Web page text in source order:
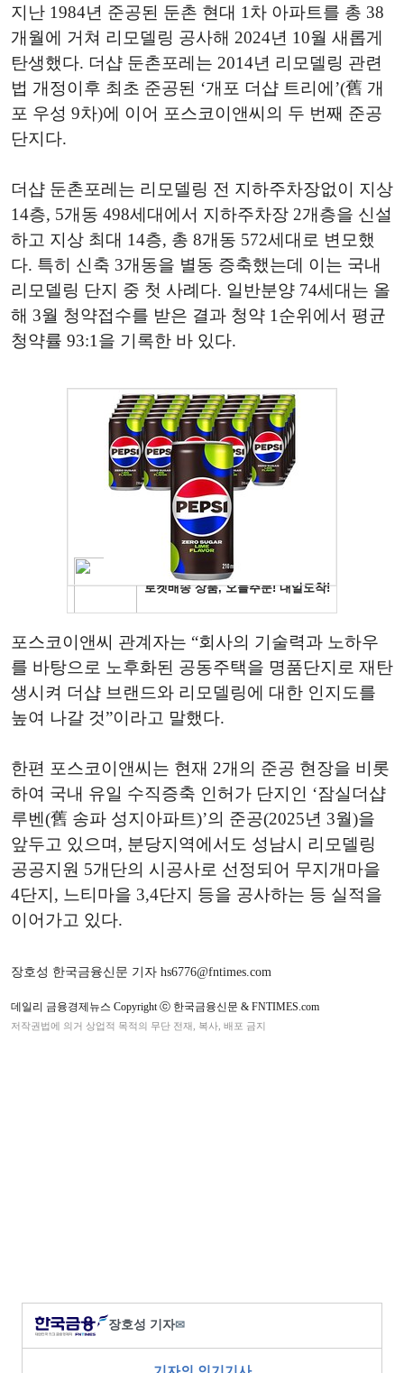
지난 1984년 준공된 둔촌 현대 1차 아파트를 총 38
개월에 거쳐 리모델링 공사해 2024년 10월 새롭게
탄생했다. 더샵 둔촌포레는 2014년 리모델링 관련
법 개정이후 최초 준공된 ‘개포 더샵 트리에’(舊 개
포 우성 9차)에 이어 포스코이앤씨의 두 번째 준공
단지다.
더샵 둔촌포레는 리모델링 전 지하주차장없이 지상
14층, 5개동 498세대에서 지하주차장 2개층을 신설
하고 지상 최대 14층, 총 8개동 572세대로 변모했
다. 특히 신축 3개동을 별동 증축했는데 이는 국내
리모델링 단지 중 첫 사례다. 일반분양 74세대는 올
해 3월 청약접수를 받은 결과 청약 1순위에서 평균
청약률 93:1을 기록한 바 있다.
포스코이앤씨 관계자는 “회사의 기술력과 노하우
를 바탕으로 노후화된 공동주택을 명품단지로 재탄
생시켜 더샵 브랜드와 리모델링에 대한 인지도를
높여 나갈 것”이라고 말했다.
한편 포스코이앤씨는 현재 2개의 준공 현장을 비롯
하여 국내 유일 수직증축 인허가 단지인 ‘잠실더샵
루벤(舊 송파 성지아파트)’의 준공(2025년 3월)을
앞두고 있으며, 분당지역에서도 성남시 리모델링
공공지원 5개단의 시공사로 선정되어 무지개마을
4단지, 느티마을 3,4단지 등을 공사하는 등 실적을
이어가고 있다.
장호성 한국금융신문 기자 hs6776@fntimes.com
데일리 금융경제뉴스 Copyright ⓒ 한국금융신문 & FNTIMES.com
저작권법에 의거 상업적 목적의 무단 전재, 복사, 배포 금지
장호성 기자✉